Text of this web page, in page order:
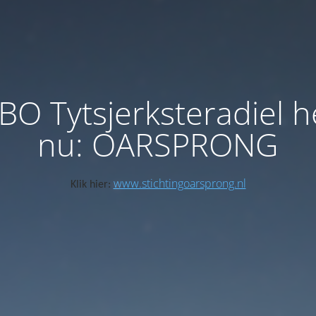
Tytsjerksteradiel
nu: OARSPRONG
Klik hier: www.stichtingoarsprong.nl